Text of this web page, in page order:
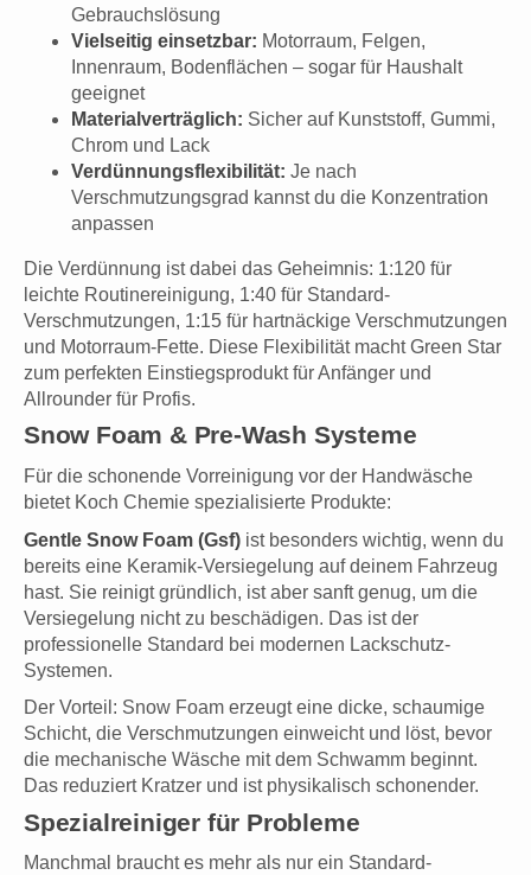
Gebrauchslösung
Vielseitig einsetzbar: Motorraum, Felgen,
Innenraum, Bodenflächen – sogar für Haushalt
geeignet
Materialverträglich: Sicher auf Kunststoff, Gummi,
Chrom und Lack
Verdünnungsflexibilität: Je nach
Verschmutzungsgrad kannst du die Konzentration
anpassen
Die Verdünnung ist dabei das Geheimnis: 1:120 für
leichte Routinereinigung, 1:40 für Standard-
Verschmutzungen, 1:15 für hartnäckige Verschmutzungen
und Motorraum-Fette. Diese Flexibilität macht Green Star
zum perfekten Einstiegsprodukt für Anfänger und
Allrounder für Profis.
Snow Foam & Pre-Wash Systeme
Für die schonende Vorreinigung vor der Handwäsche
bietet Koch Chemie spezialisierte Produkte:
Gentle Snow Foam (Gsf) ist besonders wichtig, wenn du
bereits eine Keramik-Versiegelung auf deinem Fahrzeug
hast. Sie reinigt gründlich, ist aber sanft genug, um die
Versiegelung nicht zu beschädigen. Das ist der
professionelle Standard bei modernen Lackschutz-
Systemen.
Der Vorteil: Snow Foam erzeugt eine dicke, schaumige
Schicht, die Verschmutzungen einweicht und löst, bevor
die mechanische Wäsche mit dem Schwamm beginnt.
Das reduziert Kratzer und ist physikalisch schonender.
Spezialreiniger für Probleme
Manchmal braucht es mehr als nur ein Standard-